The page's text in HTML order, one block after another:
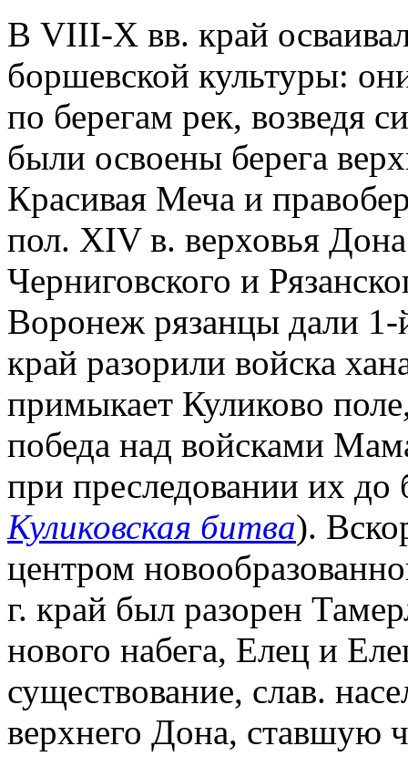
В VIII-X вв. край
боршевской культуры:
по берегам рек, возведя
были освоены берега
Красивая Меча и
пол. XIV в. верховья
Черниговского и
Воронеж рязанцы дали
край разорили войска
примыкает Куликово
победа над войсками
при преследовании их до
Куликовская битва).
центром
г. край был разорен
нового набега, Елец и
существование, слав.
верхнего Дона, ставшую